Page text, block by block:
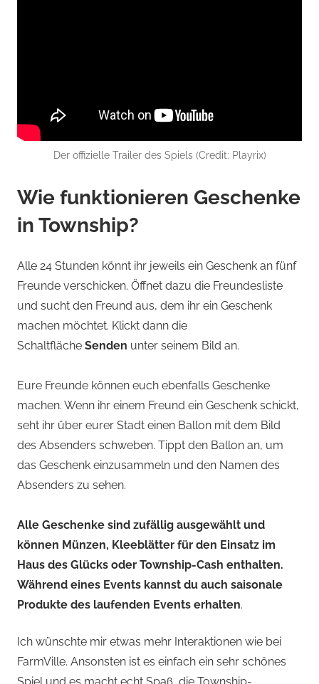
Der offizielle Trailer des Spiels (Credit: Playrix)
Wie funktionieren Geschenke
in Township?
Alle 24 Stunden könnt ihr jeweils ein Geschenk an fünf
Freunde verschicken. Öffnet dazu die Freundesliste
und sucht den Freund aus, dem ihr ein Geschenk
machen möchtet. Klickt dann die
Schaltfläche Senden unter seinem Bild an.
Eure Freunde können euch ebenfalls Geschenke
machen. Wenn ihr einem Freund ein Geschenk schickt,
seht ihr über eurer Stadt einen Ballon mit dem Bild
des Absenders schweben. Tippt den Ballon an, um
das Geschenk einzusammeln und den Namen des
Absenders zu sehen.
Alle Geschenke sind zufällig ausgewählt und
können Münzen, Kleeblätter für den Einsatz im
Haus des Glücks oder Township-Cash enthalten.
Während eines Events kannst du auch saisonale
Produkte des laufenden Events erhalten.
Ich wünschte mir etwas mehr Interaktionen wie bei
FarmVille. Ansonsten ist es einfach ein sehr schönes